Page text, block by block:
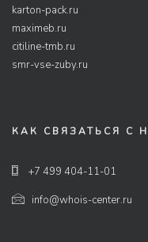
karton-pack.ru
maximeb.ru
citiline-tmb.ru
smr-vse-zuby.ru
КАК СВЯЗАТЬСЯ С
+7 499 404-11-01
info@whois-center.ru